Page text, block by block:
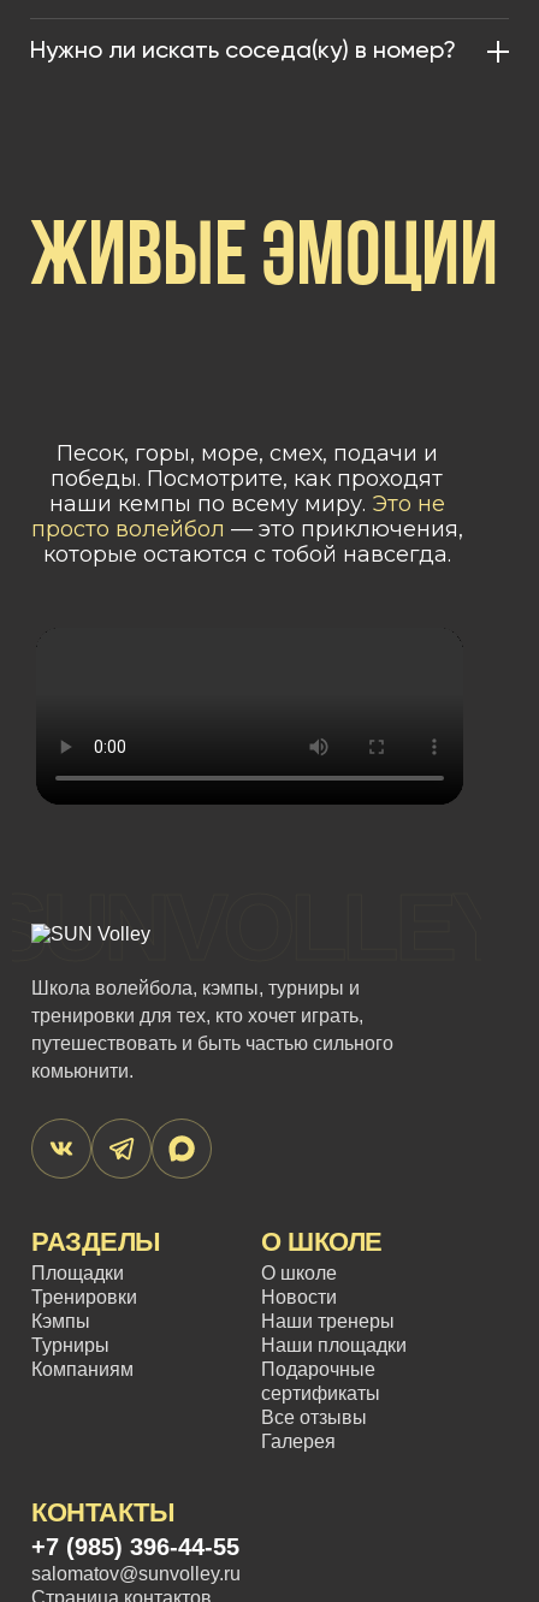
Нужно ли искать соседа(ку) в номер?
ЖИВЫЕ ЭМОЦИИ
Песок, горы, море, смех, подачи и
победы. Посмотрите, как проходят
наши кемпы по всему миру. Это не
просто волейбол — это приключения,
которые остаются с тобой навсегда.
Школа волейбола, кэмпы, турниры и
тренировки для тех, кто хочет играть,
путешествовать и быть частью сильного
комьюнити.
РАЗДЕЛЫ
Площадки
Тренировки
Кэмпы
Турниры
Компаниям
О ШКОЛЕ
О школе
Новости
Наши тренеры
Наши площадки
Подарочные
сертификаты
Все отзывы
Галерея
КОНТАКТЫ
+7 (985) 396-44-55
salomatov@sunvolley.ru
Страница контактов